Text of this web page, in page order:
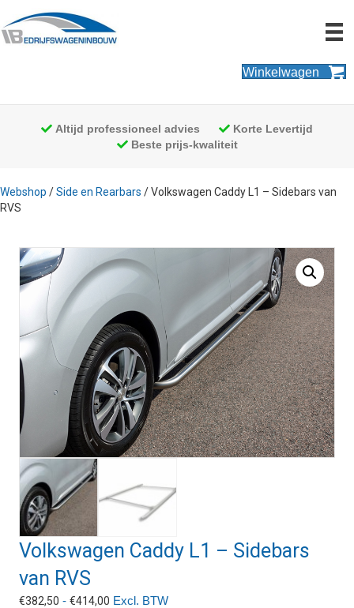
Winkelwagen
Altijd professioneel advies
Korte Levertijd
Beste prijs-kwaliteit
Webshop /Side en Rearbars / Volkswagen Caddy L1 – Sidebars van
RVS
Volkswagen Caddy L1 – Sidebars
van RVS
€382,50 - €414,00 Prijsklasse:
Excl. BTW